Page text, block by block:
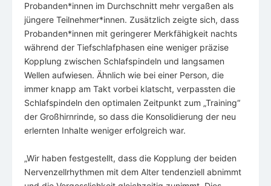
Probanden*innen im Durchschnitt mehr vergaßen als
jüngere Teilnehmer*innen. Zusätzlich zeigte sich, dass
Probanden*innen mit geringerer Merkfähigkeit nachts
während der Tiefschlafphasen eine weniger präzise
Kopplung zwischen Schlafspindeln und langsamen
Wellen aufwiesen. Ähnlich wie bei einer Person, die
immer knapp am Takt vorbei klatscht, verpassten die
Schlafspindeln den optimalen Zeitpunkt zum „Training“
der Großhirnrinde, so dass die Konsolidierung der neu
erlernten Inhalte weniger erfolgreich war.
„Wir haben festgestellt, dass die Kopplung der beiden
Nervenzellrhythmen mit dem Alter tendenziell abnimmt